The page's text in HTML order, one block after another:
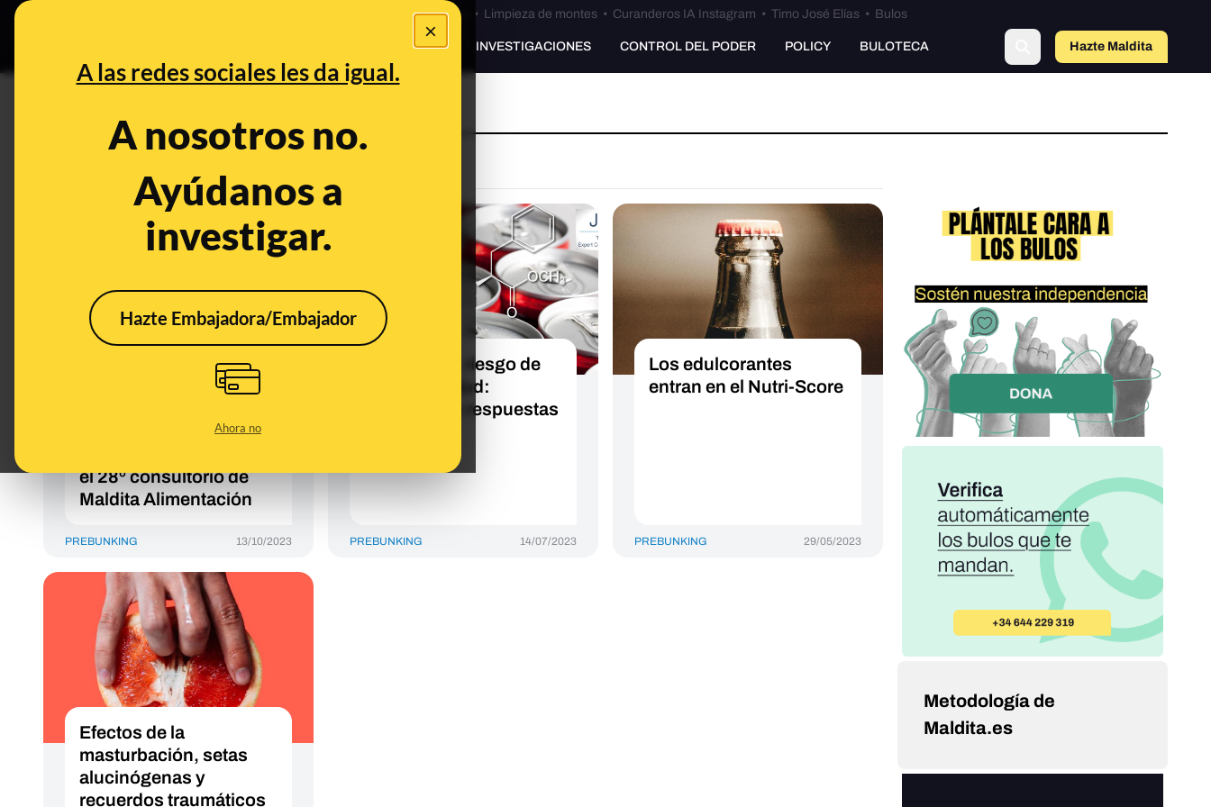
×
A las redes sociales les da igual.
A nosotros no.
Ayúdanos a
investigar.
Hazte Embajadora/Embajador
Ahora no
Bulos Ceuta • Limpieza de montes• Curanderos IA Instagram • Timo José Elías• Bulos
PREBUNKING INVESTIGACIONES CONTROL DEL PODER POLICY BULOTECA Hazte Maldita
edulcorante artificial
Moho en el queso azul,
pizza en su plástico y
Robles, Revenga,
el 28º consultorio de
Maldita Alimentación
PREBUNKING 13/10/2023
Aspartamo, riesgo de
cáncer y salud:
preguntas y respuestas
PREBUNKING 14/07/2023
Los edulcorantes
entran en el Nutri-Score
PREBUNKING 29/05/2023
Efectos de la
masturbación, setas
alucinógenas y
recuerdos traumáticos
Metodología de
Maldita.es